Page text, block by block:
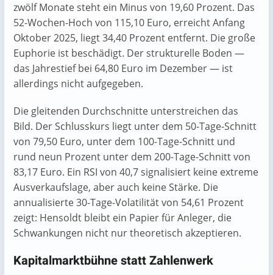
zwölf Monate steht ein Minus von 19,60 Prozent. Das
52-Wochen-Hoch von 115,10 Euro, erreicht Anfang
Oktober 2025, liegt 34,40 Prozent entfernt. Die große
Euphorie ist beschädigt. Der strukturelle Boden —
das Jahrestief bei 64,80 Euro im Dezember — ist
allerdings nicht aufgegeben.
Die gleitenden Durchschnitte unterstreichen das
Bild. Der Schlusskurs liegt unter dem 50-Tage-Schnitt
von 79,50 Euro, unter dem 100-Tage-Schnitt und
rund neun Prozent unter dem 200-Tage-Schnitt von
83,17 Euro. Ein RSI von 40,7 signalisiert keine extreme
Ausverkaufslage, aber auch keine Stärke. Die
annualisierte 30-Tage-Volatilität von 54,61 Prozent
zeigt: Hensoldt bleibt ein Papier für Anleger, die
Schwankungen nicht nur theoretisch akzeptieren.
Kapitalmarktbühne statt Zahlenwerk